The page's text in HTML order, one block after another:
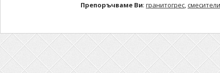
Препоръчваме Ви: гранитогрес,